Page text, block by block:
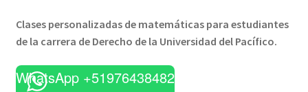
Clases personalizadas de matemáticas para estudiantes
de la carrera de Derecho de la Universidad del Pacífico.
WhatsApp +51976438482